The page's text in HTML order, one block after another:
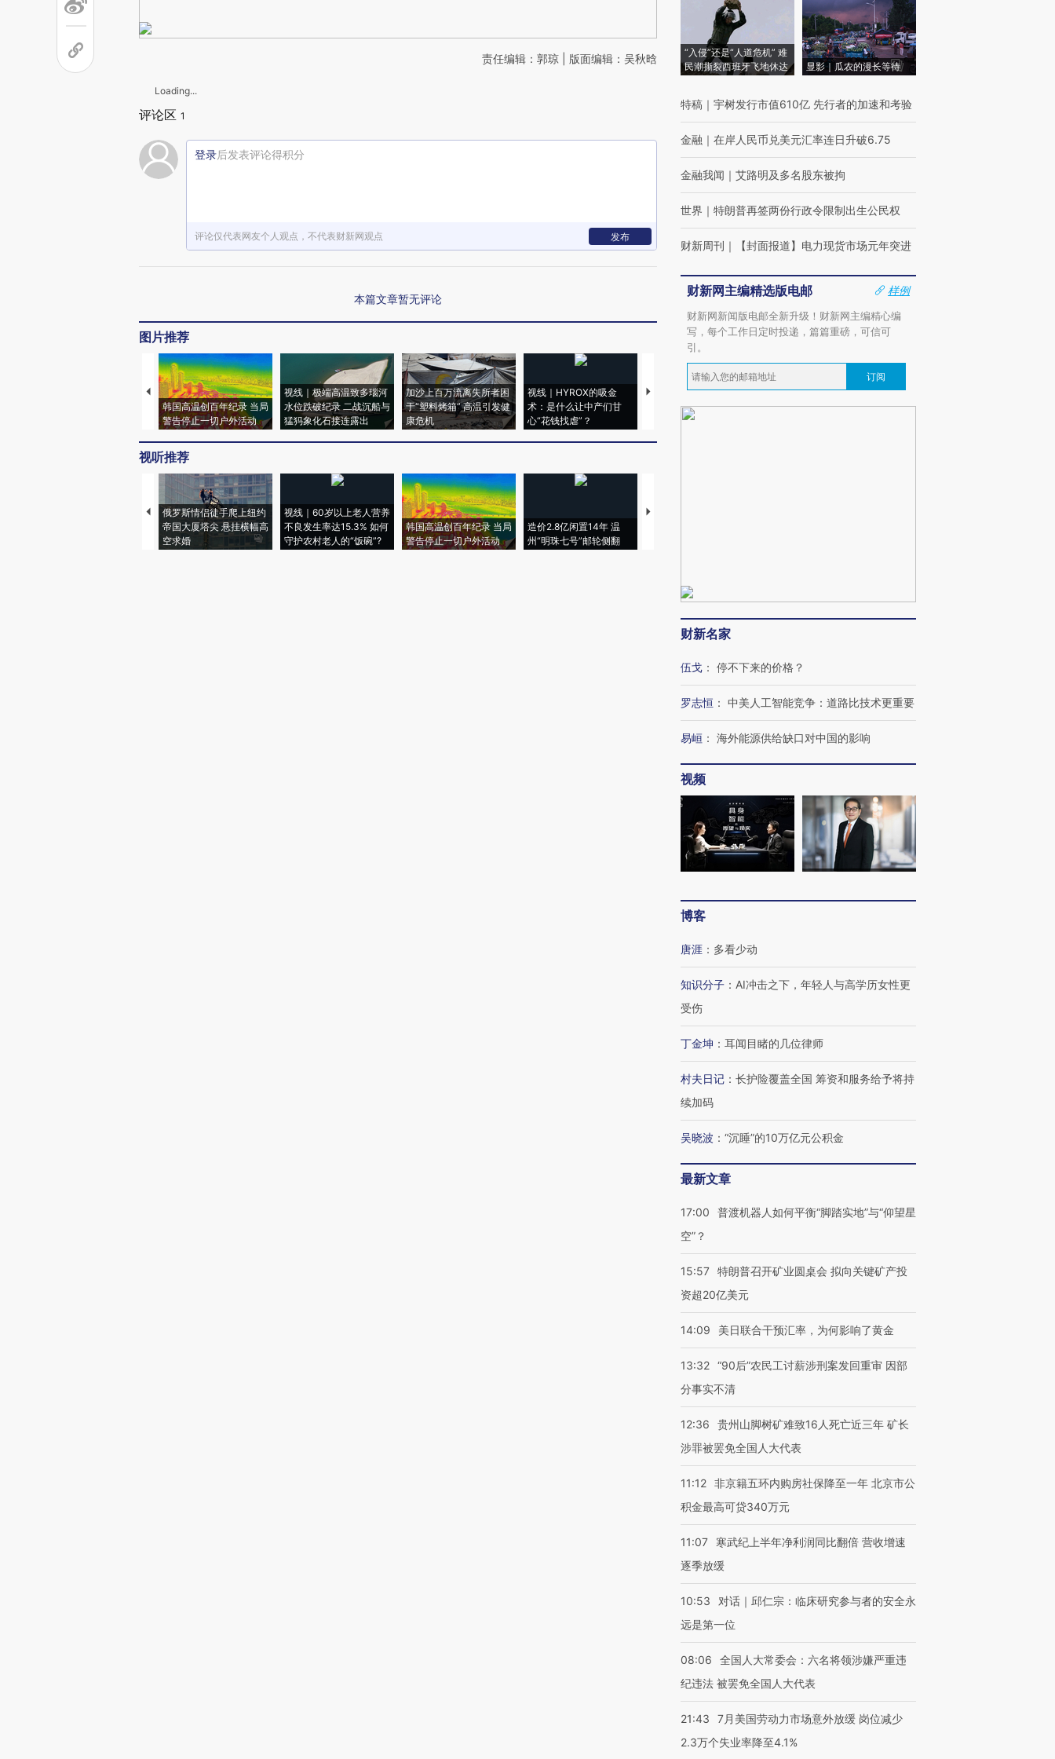
责任编辑：郭琼 | 版面编辑：吴秋晗
Loading...
评论区 1
登录后发表评论得积分
评论仅代表网友个人观点，不代表财新网观点 发布
本篇文章暂无评论
图片推荐
韩国高温创百年纪录 当局
警告停止一切户外活动
视线｜极端高温致多瑙河
水位跌破纪录 二战沉船与
猛犸象化石接连露出
加沙上百万流离失所者困
于“塑料烤箱” 高温引发健
康危机
视线｜HYROX的吸金
术：是什么让中产们甘
心“花钱找虐”？
马航飞行员跨国走私7万
粒摇头丸 尿检体内含3种
视线｜被称为“蟑螂”的印
度Z世代 用街头抗争将教
视线｜“入侵”还是“人道危
机”？难民潮撕裂西班牙
视听推荐
俄罗斯情侣徒手爬上纽约
帝国大厦塔尖 悬挂横幅高
空求婚
视线｜60岁以上老人营养
不良发生率达15.3% 如何
守护农村老人的“饭碗”?
韩国高温创百年纪录 当局
警告停止一切户外活动
造价2.8亿闲置14年 温
州“明珠七号”邮轮侧翻
特朗普出席葬礼疑似打瞌
“入侵”还是“人道危机” 难
民潮撕裂西班牙飞地休达
显影｜瓜农的漫长等待
特稿 ｜ 宇树发行市值610亿 先行者的加速和考验
金融 ｜ 在岸人民币兑美元汇率连日升破6.75
金融我闻 ｜ 艾路明及多名股东被拘
世界 ｜ 特朗普再签两份行政令限制出生公民权
财新周刊 ｜ 【封面报道】电力现货市场元年突进
财新网主编精选版电邮
样例
财新网新闻版电邮全新升级！财新网主编精心编
写，每个工作日定时投递，篇篇重磅，可信可
引。
订阅
财新名家
伍戈 ： 停不下来的价格？
罗志恒 ： 中美人工智能竞争：道路比技术更重要
易峘 ： 海外能源供给缺口对中国的影响
视频
博客
唐涯 ： 多看少动
知识分子 ： AI冲击之下，年轻人与高学历女性更
受伤
丁金坤 ： 耳闻目睹的几位律师
村夫日记 ： 长护险覆盖全国 筹资和服务给予将持
续加码
吴晓波 ： “沉睡”的10万亿元公积金
最新文章
17:00
普渡机器人如何平衡“脚踏实地”与“仰望星
空”？
15:57 特朗普召开矿业圆桌会 拟向关键矿产投
资超20亿美元
14:09 美日联合干预汇率，为何影响了黄金
13:32 “90后”农民工讨薪涉刑案发回重审 因部
分事实不清
12:36
贵州山脚树矿难致16人死亡近三年 矿长
涉罪被罢免全国人大代表
11:12 非京籍五环内购房社保降至一年 北京市公
积金最高可贷340万元
11:07
寒武纪上半年净利润同比翻倍 营收增速
逐季放缓
10:53
对话｜邱仁宗：临床研究参与者的安全永
远是第一位
08:06
全国人大常委会：六名将领涉嫌严重违
纪违法 被罢免全国人大代表
21:43
7月美国劳动力市场意外放缓 岗位减少
2.3万个失业率降至4.1%